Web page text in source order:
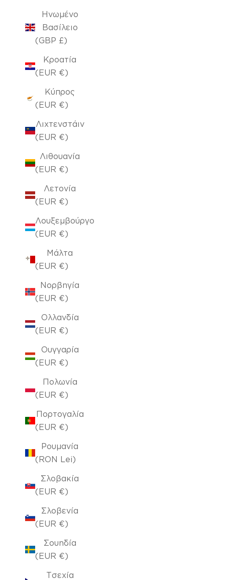
Ηνωμένο
Βασίλειο
(GBP £)
Κροατία
(EUR €)
Κύπρος
(EUR €)
Λιχτενστάιν
(EUR €)
Λιθουανία
(EUR €)
Λετονία
(EUR €)
Λουξεμβούργο
(EUR €)
Μάλτα
(EUR €)
Νορβηγία
(EUR €)
Ολλανδία
(EUR €)
Ουγγαρία
(EUR €)
Πολωνία
(EUR €)
Πορτογαλία
(EUR €)
Ρουμανία
(RON Lei)
Σλοβακία
(EUR €)
Σλοβενία
(EUR €)
Σουηδία
(EUR €)
Τσεχία